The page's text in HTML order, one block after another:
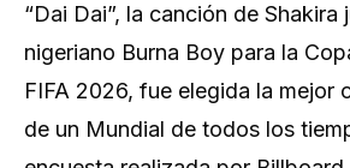
“Dai Dai”, la canción de Shakira
nigeriano Burna Boy para la
FIFA 2026, fue elegida la mejor
de un Mundial de todos los